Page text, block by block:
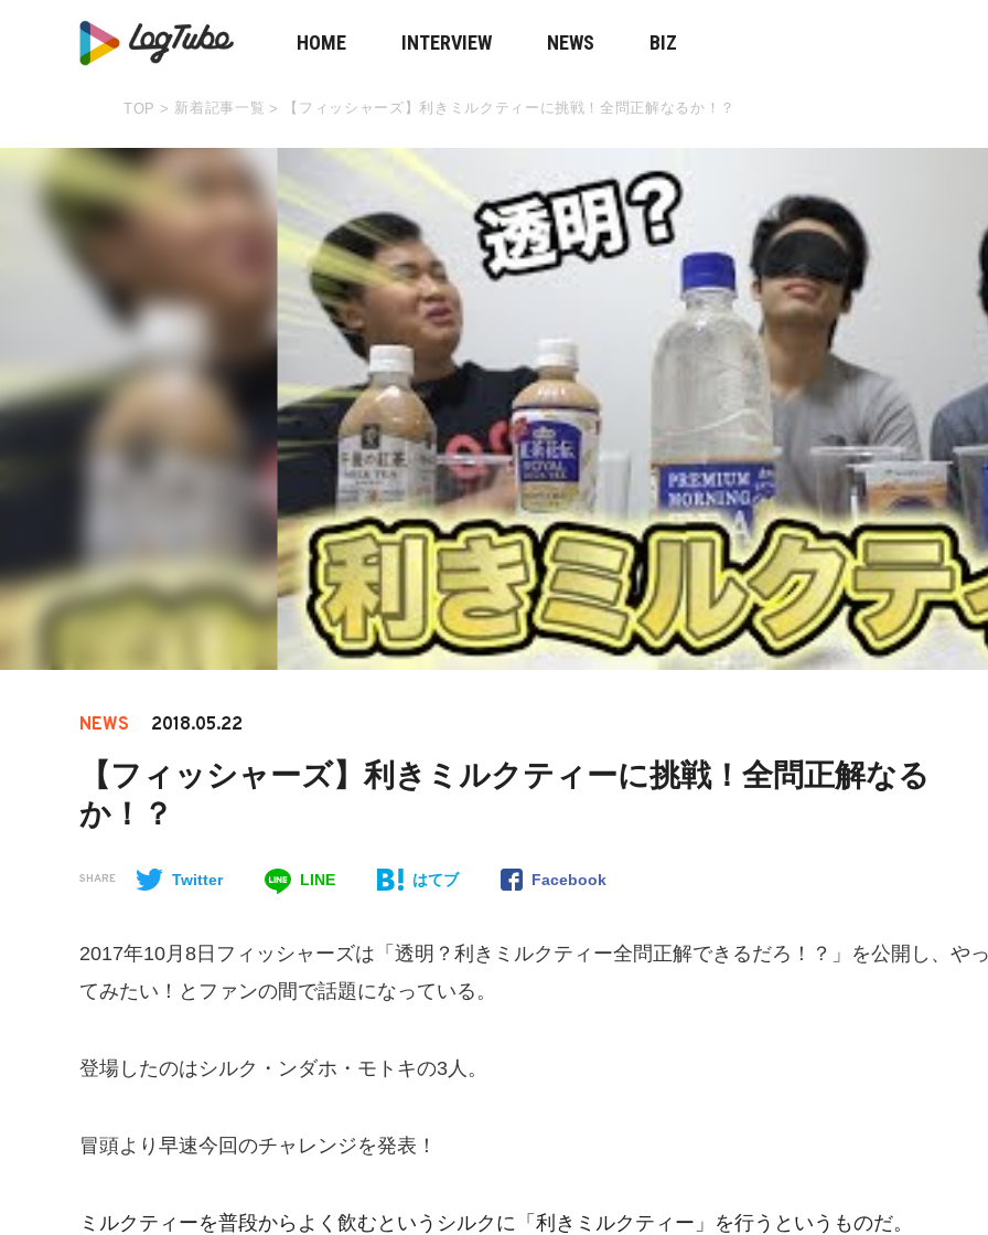
HOME INTERVIEW NEWS BIZ
TOP > 新着記事一覧 > 【フィッシャーズ】利きミルクティーに挑戦！全問正解なるか！？
NEWS 2018.05.22
【フィッシャーズ】利きミルクティーに挑戦！全問正解なる
か！？
SHARE Twitter LINE はてブ Facebook
2017年10月8日フィッシャーズは「透明？利きミルクティー全問正解できるだろ！？」を公開し、や
てみたい！とファンの間で話題になっている。
登場したのはシルク・ンダホ・モトキの3人。
冒頭より早速今回のチャレンジを発表！
ミルクティーを普段からよく飲むというシルクに「利きミルクティー」を行うというものだ。